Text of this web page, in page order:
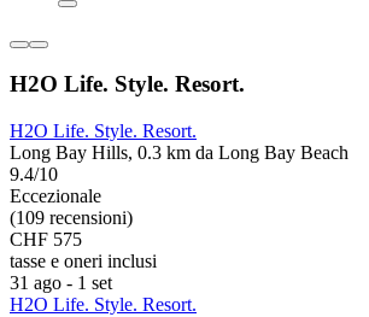
H2O Life. Style. Resort.
H2O Life. Style. Resort.
Long Bay Hills, 0.3 km da Long Bay Beach
9.4/10
Eccezionale
(109 recensioni)
CHF 575
tasse e oneri inclusi
31 ago - 1 set
H2O Life. Style. Resort.